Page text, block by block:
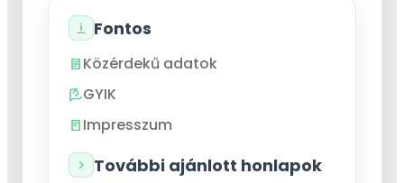
Fontos
Közérdekű adatok
GYIK
Impresszum
További ajánlott honlapok